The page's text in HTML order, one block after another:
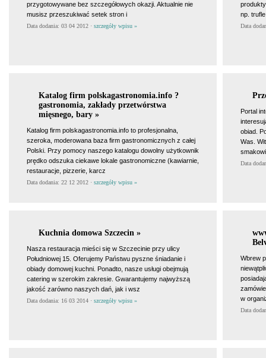
przygotowywane bez szczegółowych okazji. Aktualnie nie
musisz przeszukiwać setek stron i
Data dodania: 03 04 2012 · szczegóły wpisu »
np.
Data
Katalog firm polskagastronomia.info ?
gastronomia, zakłady przetwórstwa
mięsnego, bary »
Katalog firm polskagastronomia.info to profesjonalna,
szeroka, moderowana baza firm gastronomicznych z całej
Polski. Przy pomocy naszego katalogu dowolny użytkownik
prędko odszuka ciekawe lokale gastronomiczne (kawiarnie,
restauracje, pizzerie, karcz
Data dodania: 22 12 2012 · szczegóły wpisu »
Portal
obiad.
Was.
Data
Kuchnia domowa Szczecin »
Nasza restauracja mieści się w Szczecinie przy ulicy
Południowej 15. Oferujemy Państwu pyszne śniadanie i
obiady domowej kuchni. Ponadto, nasze usługi obejmują
catering w szerokim zakresie. Gwarantujemy najwyższą
jakość zarówno naszych dań, jak i wsz
Data dodania: 16 03 2014 · szczegóły wpisu »
Wbrew
w
Data